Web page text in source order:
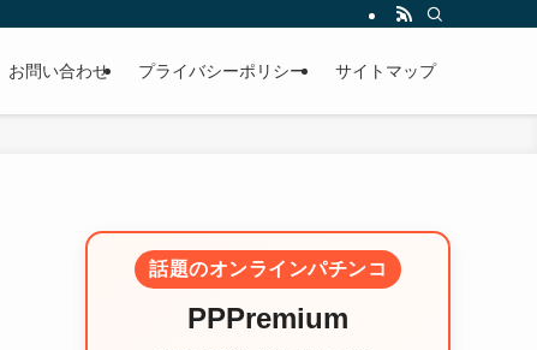
お問い合わせ プライバシーポリシー サイトマップ
話題のオンラインパチンコ
PPPremium